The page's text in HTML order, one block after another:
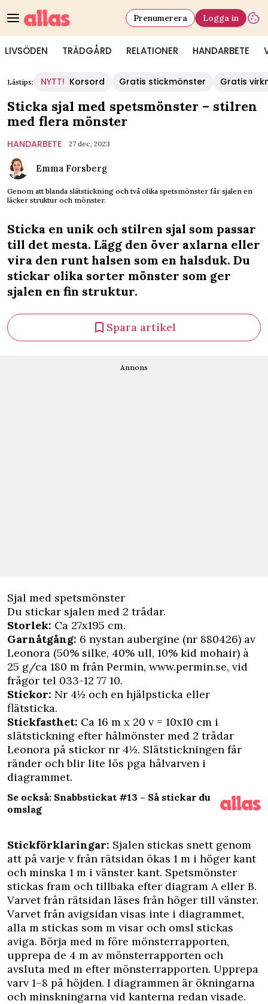
LIVSÖDEN TRÄDGÅRD RELATIONER HANDARBETE
Prenumerera Logga in
Lästips: NYTT! Korsord Gratis stickmönster Gratis
Sticka sjal med spetsmönster – stilren
med flera mönster
HANDARBETE 27 dec, 2023
Emma Forsberg
Genom att blanda slätstickning och två olika spetsmönster får sjalen en
läcker struktur och mönster.
Sticka en unik och stilren sjal som passar
till det mesta. Lägg den över axlarna eller
vira den runt halsen som en halsduk. Du
stickar olika sorter mönster som ger
sjalen en fin struktur.
Spara artikel
Annons
Sjal med spetsmönster
Du stickar sjalen med 2 trådar.
Storlek: Ca 27x195 cm.
Garnåtgång: 6 nystan aubergine (nr 880426) av
Leonora (50% silke, 40% ull, 10% kid mohair) à
25 g/ca 180 m från Permin, www.permin.se, vid
frågor tel 033-12 77 10.
Stickor: Nr 4½ och en hjälpsticka eller
flätsticka.
Stickfasthet: Ca 16 m x 20 v = 10x10 cm i
slätstickning efter hålmönster med 2 trådar
Leonora på stickor nr 4½. Slätstickningen får
ränder och blir lite lös pga hålvarven i
diagrammet.
Se också: Snabbstickat #13 – Så stickar du
omslag
Stickförklaringar: Sjalen stickas snett genom
att på varje v från rätsidan ökas 1 m i höger kant
och minska 1 m i vänster kant. Spetsmönster
stickas fram och tillbaka efter diagram A eller B.
Varvet från rätsidan läses från höger till vänster.
Varvet från avigsidan visas inte i diagrammet,
alla m stickas som m visar och omsl stickas
aviga. Börja med m före mönsterrapporten,
upprepa de 4 m av mönsterrapporten och
avsluta med m efter mönsterrapporten. Upprepa
varv 1–8 på höjden. I diagrammen är ökningarna
och minskningarna vid kanterna redan visade.